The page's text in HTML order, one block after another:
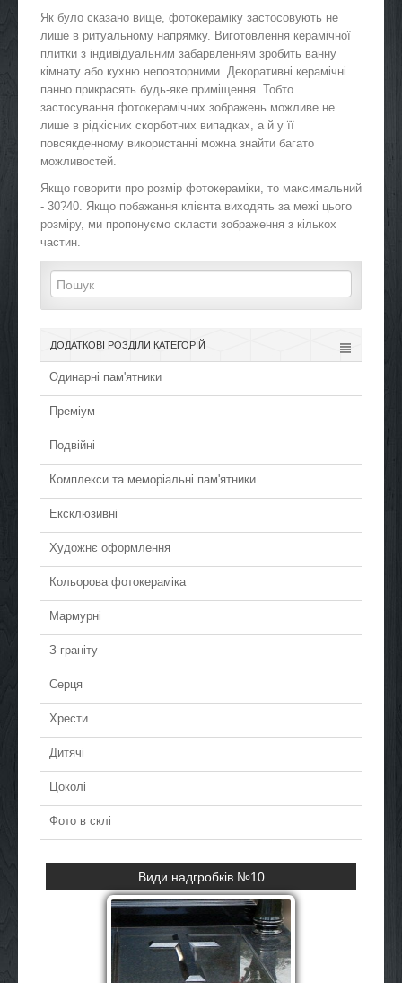
Як було сказано вище, фотокераміку застосовують не
лише в ритуальному напрямку. Виготовлення керамічної
плитки з індивідуальним забарвленням зробить ванну
кімнату або кухню неповторними. Декоративні керамічні
панно прикрасять будь-яке приміщення. Тобто
застосування фотокерамічних зображень можливе не
лише в рідкісних скорботних випадках, а й у її
повсякденному використанні можна знайти багато
можливостей.
Якщо говорити про розмір фотокераміки, то максимальний
- 30?40. Якщо побажання клієнта виходять за межі цього
розміру, ми пропонуємо скласти зображення з кількох
частин.
ДОДАТКОВІ РОЗДІЛИ КАТЕГОРІЙ
Одинарні пам'ятники
Преміум
Подвійні
Комплекси та меморіальні пам'ятники
Ексклюзивні
Художнє оформлення
Кольорова фотокераміка
Мармурні
З граніту
Серця
Хрести
Дитячі
Цоколі
Фото в склі
Хрести з граніту №4